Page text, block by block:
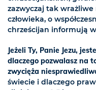
zazwyczaj tak
człowieka, o
chrześcijan informują
Jeżeli Ty, Panie Jezu,
dlaczego pozwalasz na
zwycięża
świecie i dlaczego